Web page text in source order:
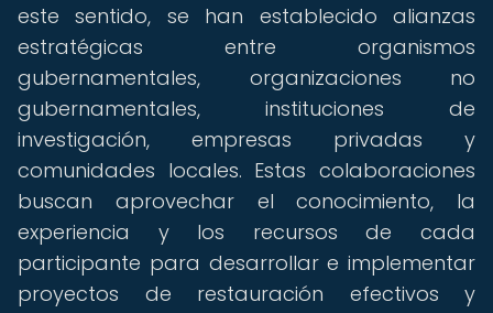
este sentido, se han establecido alianzas
estratégicas entre organismos
gubernamentales, organizaciones no
gubernamentales, instituciones de
investigación, empresas privadas y
comunidades locales. Estas colaboraciones
buscan aprovechar el conocimiento, la
experiencia y los recursos de cada
participante para desarrollar e implementar
proyectos de restauración efectivos y